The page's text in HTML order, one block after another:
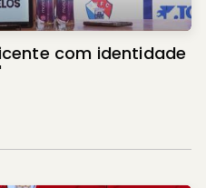
com identidade